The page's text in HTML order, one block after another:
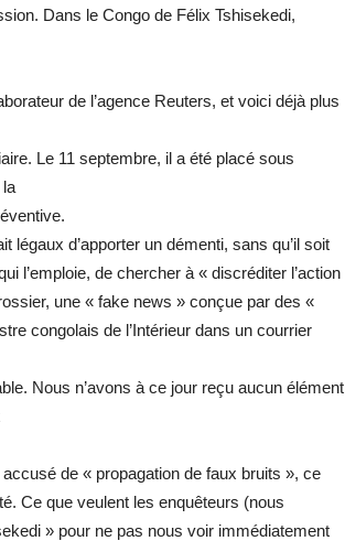
Dans le Congo de Félix Tshisekedi,
de l’agence Reuters, et voici déjà plus
Le 11 septembre, il a été placé sous
la
légaux d’apporter un démenti, sans qu’il soit
l’emploie, de chercher à « discréditer l’action
une « fake news » conçue par des «
congolais de l’Intérieur dans un courrier
Nous n’avons à ce jour reçu aucun élément
de « propagation de faux bruits », ce
Ce que veulent les enquêteurs (nous
» pour ne pas nous voir immédiatement